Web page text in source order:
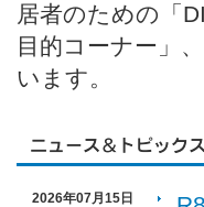
居者のための「
目的コーナー」
います。
2026年07月15日